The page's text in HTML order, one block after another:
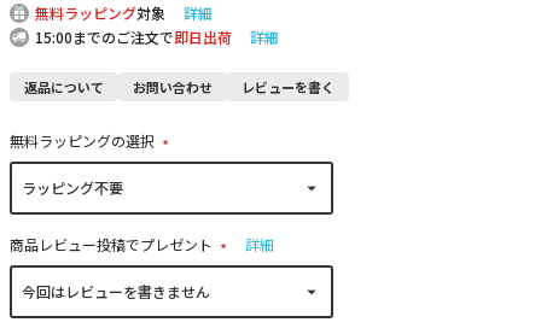
無料ラッピング対象
詳細
15:00までのご注文で即日出荷 詳細
返品について お問い合わせ レビューを書く
無料ラッピングの選択
(
商品レビュー投稿でプレゼント
(
詳細